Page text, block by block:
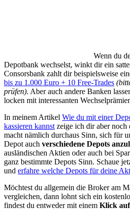
Wenn du
Depotbank wechselst, winkt dir ein
Consorsbank zahlt dir beispielsweise
bis zu 1.000 Euro + 10 Free-Trades
prüfen). Aber auch andere Banken
locken mit interessanten
In meinem Artikel Wie du mit einer
kassieren kannst zeige ich dir aber
macht nämlich durchaus Sinn, sich für
Depot auch verschiedene Depots
ausländischen Aktien oder auch bei
ganz bestimmte Depots Sinn. Schaue
und erfahre welche Depots für deine
Möchtest du allgemein die Broker am
vergleichen, dann lohnt sich ein
findest du entweder mit einem Klick